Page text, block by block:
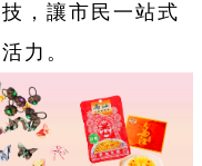
，讓市民一站式
力。